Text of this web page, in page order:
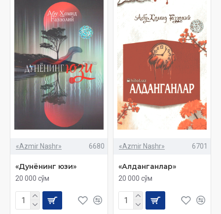
«Azmir Nashr» 6680
«Дунёнинг юзи»
20 000 сўм
«Azmir Nashr» 6701
«Алданганлар»
20 000 сўм